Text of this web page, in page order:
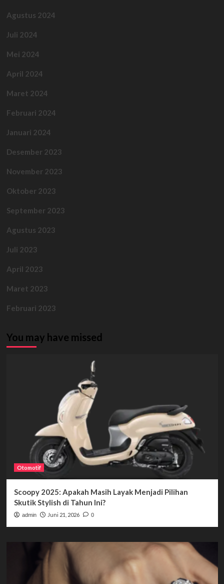
Agustus 2024
Juli 2024
Mei 2024
April 2024
Maret 2024
Februari 2024
Januari 2024
Desember 2023
November 2023
Oktober 2023
September 2023
Agustus 2023
Juli 2023
April 2023
Maret 2023
Februari 2023
You may have missed
Otomotif
Scoopy 2025: Apakah Masih Layak Menjadi Pilihan
Skutik Stylish di Tahun Ini?
admin Juni 21, 2026 0